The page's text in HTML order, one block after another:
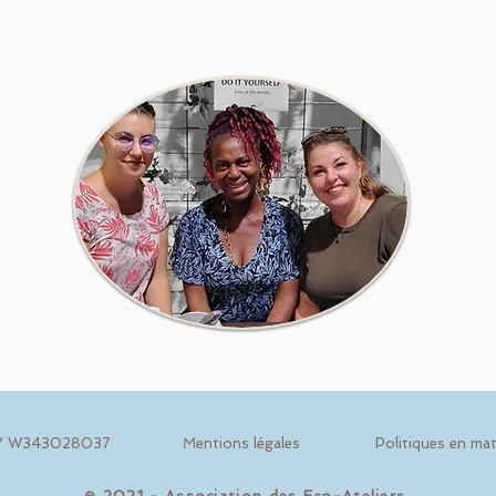
W343028037 Mentions légales Politiques en